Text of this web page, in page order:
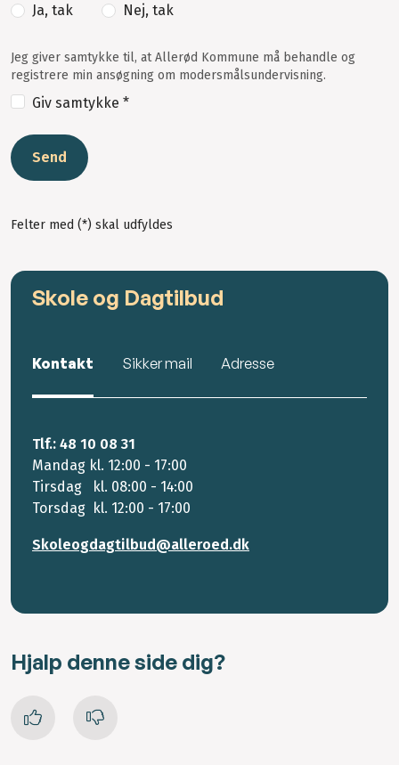
Ja, tak
Nej, tak
Jeg giver samtykke til, at Allerød Kommune må behandle og
registrere min ansøgning om modersmålsundervisning.
Giv samtykke *
Send
Felter med (*) skal udfyldes
Skole og Dagtilbud
Kontakt Sikker mail Adresse
Tlf.: 48 10 08 31
Mandag kl. 12:00 - 17:00
Tirsdag kl. 08:00 - 14:00
Torsdag kl. 12:00 - 17:00
Skoleogdagtilbud@alleroed.dk
Hjalp denne side dig?